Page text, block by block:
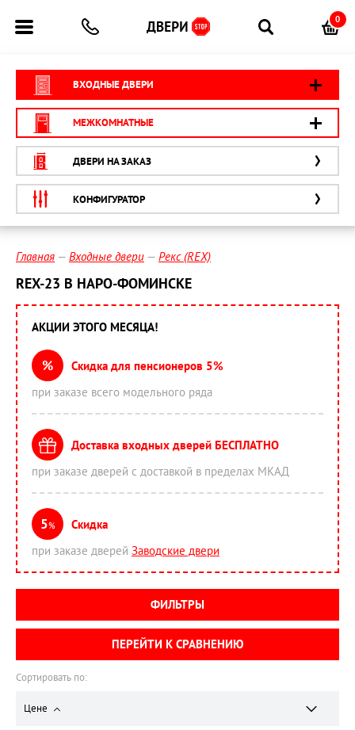
0
ВХОДНЫЕ ДВЕРИ
МЕЖКОМНАТНЫЕ
ДВЕРИ НА ЗАКАЗ
КОНФИГУРАТОР
Главная Входные двери Рекс (REX)
REX-23 В НАРО-ФОМИНСКЕ
Сортировать по:
Цене
АКЦИИ ЭТОГО МЕСЯЦА!
%
Скидка для пенсионеров 5%
при заказе всего модельного ряда
Доставка входных дверей БЕСПЛАТНО
при заказе дверей с доставкой в пределах МКАД
5%
Скидка
при заказе дверей Заводские двери
ФИЛЬТРЫ
ПЕРЕЙТИ К СРАВНЕНИЮ